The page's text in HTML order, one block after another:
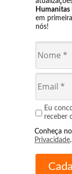
em
nós!
Eu
receber
Conheça
Privacidade.